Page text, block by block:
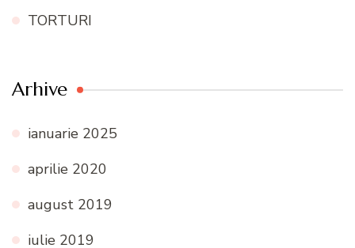
TORTURI
Arhive
ianuarie 2025
aprilie 2020
august 2019
iulie 2019